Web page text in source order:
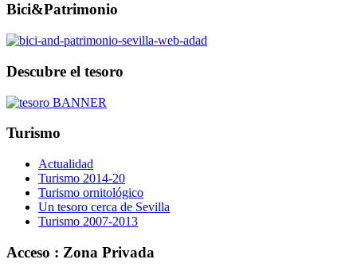
Bici&Patrimonio
Descubre el tesoro
Turismo
Actualidad
Turismo 2014-20
Turismo ornitológico
Un tesoro cerca de Sevilla
Turismo 2007-2013
Acceso : Zona Privada